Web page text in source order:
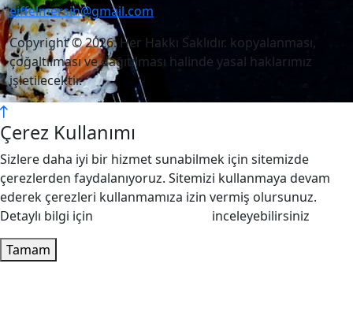
eiffelmersin@gmail.com
Copyright © 2026. Her Hakkı Saklıdır. kopyalanması,
çoğaltılması ve dağıtılması halinde yasal haklarımız
işletilecektir.
Çerez Kullanımı
Sizlere daha iyi bir hizmet sunabilmek için sitemizde
çerezlerden faydalanıyoruz. Sitemizi kullanmaya devam
ederek çerezleri kullanmamıza izin vermiş olursunuz.
Detaylı bilgi için
inceleyebilirsiniz
Tamam